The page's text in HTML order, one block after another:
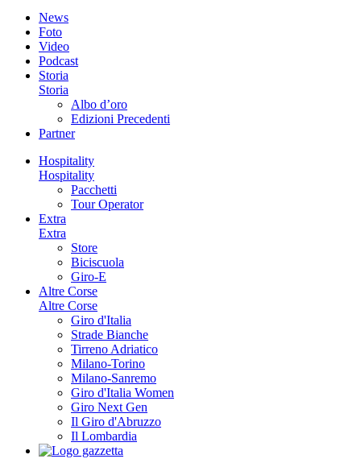
News
Foto
Video
Podcast
Storia
Storia
Albo d’oro
Edizioni Precedenti
Partner
Hospitality
Hospitality
Pacchetti
Tour Operator
Extra
Extra
Store
Biciscuola
Giro-E
Altre Corse
Altre Corse
Giro d'Italia
Strade Bianche
Tirreno Adriatico
Milano-Torino
Milano-Sanremo
Giro d'Italia Women
Giro Next Gen
Il Giro d'Abruzzo
Il Lombardia